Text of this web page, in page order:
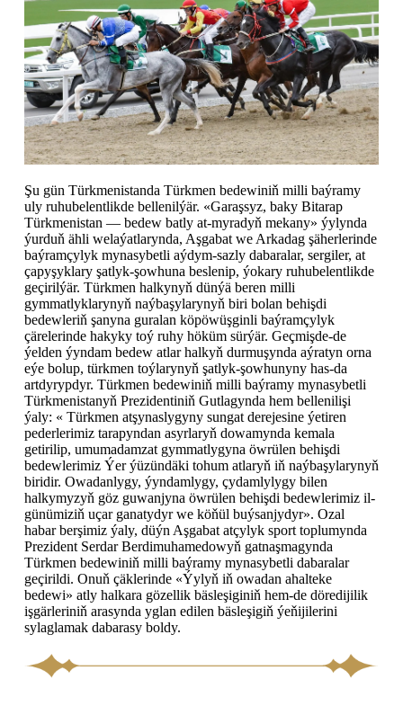
Şu gün Türkmenistanda Türkmen bedewiniň milli baýramy
uly ruhubelentlikde bellenilýär. «Garaşsyz, baky Bitarap
Türkmenistan — bedew batly at-myradyň mekany» ýylynda
ýurduň ähli welaýatlarynda, Aşgabat we Arkadag şäherlerinde
baýramçylyk mynasybetli aýdym-sazly dabaralar, sergiler, at
çapyşyklary şatlyk-şowhuna beslenip, ýokary ruhubelentlikde
geçirilýär. Türkmen halkynyň dünýä beren milli
gymmatlyklarynyň naýbaşylarynyň biri bolan behişdi
bedewleriň şanyna guralan köpöwüşginli baýramçylyk
çärelerinde hakyky toý ruhy höküm sürýär. Geçmişde-de
ýelden ýyndam bedew atlar halkyň durmuşynda aýratyn orna
eýe bolup, türkmen toýlarynyň şatlyk-şowhunyny has-da
artdyrypdyr. Türkmen bedewiniň milli baýramy mynasybetli
Türkmenistanyň Prezidentiniň Gutlagynda hem bellenilişi
ýaly: « Türkmen atşynaslygyny sungat derejesine ýetiren
pederlerimiz tarapyndan asyrlaryň dowamynda kemala
getirilip, umumadamzat gymmatlygyna öwrülen behişdi
bedewlerimiz Ýer ýüzündäki tohum atlaryň iň naýbaşylarynyň
biridir. Owadanlygy, ýyndamlygy, çydamlylygy bilen
halkymyzyň göz guwanjyna öwrülen behişdi bedewlerimiz il-
günümiziň uçar ganatydyr we köňül buýsanjydyr». Ozal
habar berşimiz ýaly, düýn Aşgabat atçylyk sport toplumynda
Prezident Serdar Berdimuhamedowyň gatnaşmagynda
Türkmen bedewiniň milli baýramy mynasybetli dabaralar
geçirildi. Onuň çäklerinde «Ýylyň iň owadan ahalteke
bedewi» atly halkara gözellik bäsleşiginiň hem-de döredijilik
işgärleriniň arasynda yglan edilen bäsleşigiň ýeňijilerini
sylaglamak dabarasy boldy.